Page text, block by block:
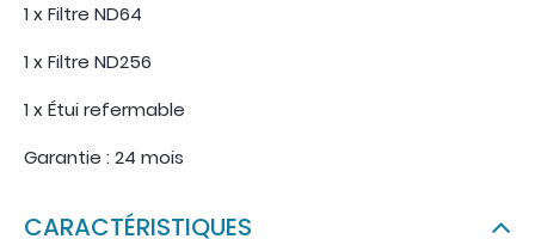
1 x Filtre ND64
1 x Filtre ND256
1 x Étui refermable
Garantie : 24 mois
CARACTÉRISTIQUES